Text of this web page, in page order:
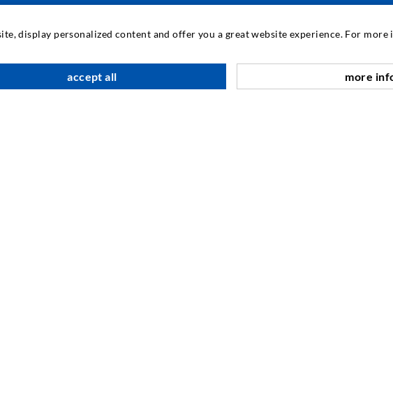
SZERVIZ
Médiatár
Tanácsadás / Tervezés /
display personalized content and offer you a great website experience. For
accept all more